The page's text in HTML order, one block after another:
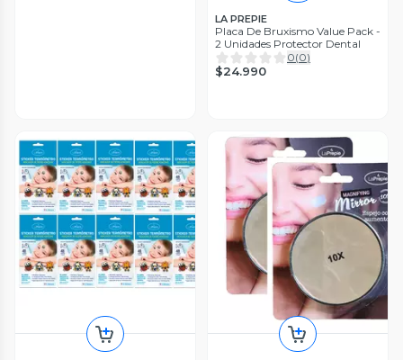
LA PREPIE
Placa De Bruxismo Value Pack -
2 Unidades Protector Dental
0(0)
$24.990